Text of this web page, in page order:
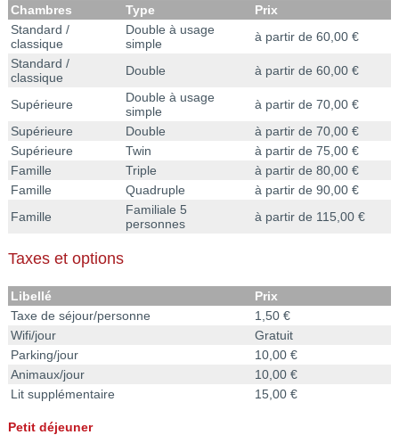
Chambres Type
Prix
Standard /
classique
Double à usage
simple
à partir de 60,00 €
Standard /
classique
Double à partir de 60,00 €
Supérieure
Double à usage
simple
à partir de 70,00 €
Supérieure
Double
à partir de 70,00 €
Supérieure
Twin
à partir de 75,00 €
Famille
Triple
à partir de 80,00 €
Famille
Quadruple
à partir de 90,00 €
Famille
Familiale 5
personnes
à partir de 115,00 €
Taxes et options
Libellé
Prix
Taxe de séjour/personne
1,50 €
Wifi/jour
Gratuit
Parking/jour
10,00 €
Animaux/jour
10,00 €
Lit supplémentaire
15,00 €
Petit déjeuner